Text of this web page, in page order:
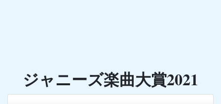
ジャニーズ楽曲大賞2021